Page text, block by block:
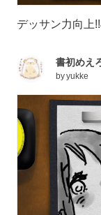
デッサン力向上
書初めえ
byyukke